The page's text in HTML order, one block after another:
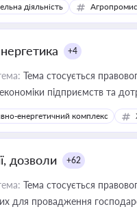
діяльність
+4
Тема стосується
підприємств та
енергетичний комплекс
дозволи +62
Тема стосується
для провадження